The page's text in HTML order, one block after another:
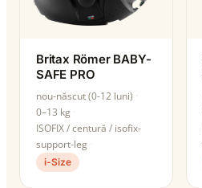
Britax Römer BABY-
SAFE PRO
nou-născut (0-12 luni)
0–13 kg
ISOFIX / centură / isofix-
support-leg
i-Size